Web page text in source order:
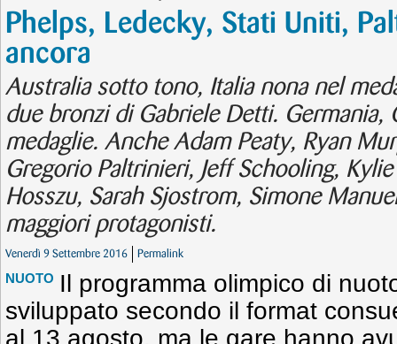
Phelps, Ledecky, Stati Uniti,
ancora
Australia sotto tono, Italia nona nel
due bronzi di Gabriele Detti. Germania,
medaglie. Anche Adam Peaty, Ryan
Gregorio Paltrinieri, Jeff Schooling,
Hosszu, Sarah Sjostrom, Simone
maggiori protagonisti.
Venerdì 9 Settembre 2016 Permalink
NUOTO Il programma olimpico di
sviluppato secondo il format
al 13 agosto, ma le gare hanno